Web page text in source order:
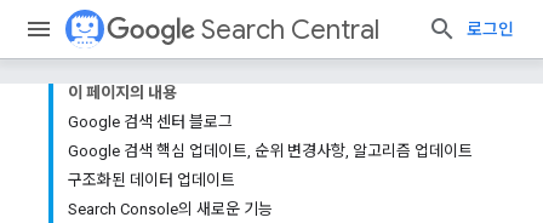
Search Central 로그인
이 페이지의 내용
Google 검색 센터 블로그
Google 검색 핵심 업데이트, 순위 변경사항, 알고리즘 업데이트
구조화된 데이터 업데이트
Search Console의 새로운 기능